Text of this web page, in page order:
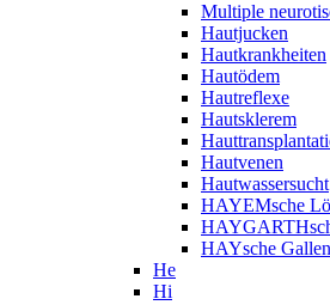
Multiple
Hautjucken
Hautkrankheiten
Hautödem
Hautreflexe
Hautsklerem
Hautvenen
Hautwassersucht
HAYEMsche
HAYsche
He
Hi